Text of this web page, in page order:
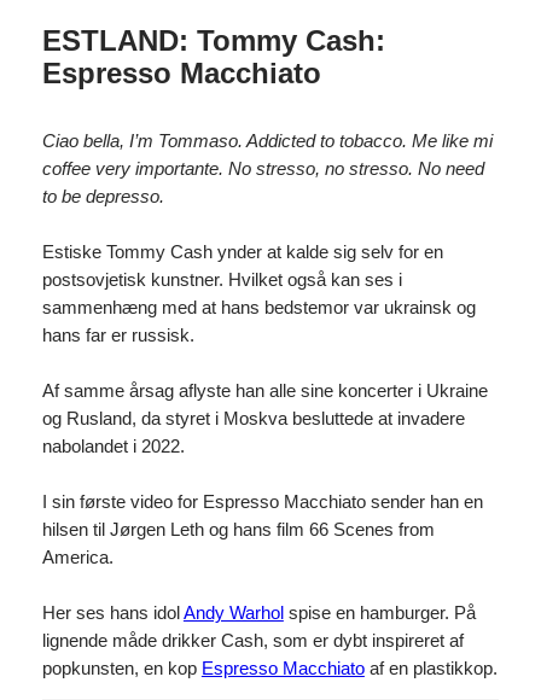
ESTLAND: Tommy Cash:
Espresso Macchiato
Ciao bella, I’m Tommaso. Addicted to tobacco. Me like mi
coffee very importante. No stresso, no stresso. No need
to be depresso.
Estiske Tommy Cash ynder at kalde sig selv for en
postsovjetisk kunstner. Hvilket også kan ses i
sammenhæng med at hans bedstemor var ukrainsk og
hans far er russisk.
Af samme årsag aflyste han alle sine koncerter i Ukraine
og Rusland, da styret i Moskva besluttede at invadere
nabolandet i 2022.
I sin første video for Espresso Macchiato sender han en
hilsen til Jørgen Leth og hans film 66 Scenes from
America.
Her ses hans idol Andy Warhol spise en hamburger. På
lignende måde drikker Cash, som er dybt inspireret af
popkunsten, en kop Espresso Macchiatoaf en plastikkop.